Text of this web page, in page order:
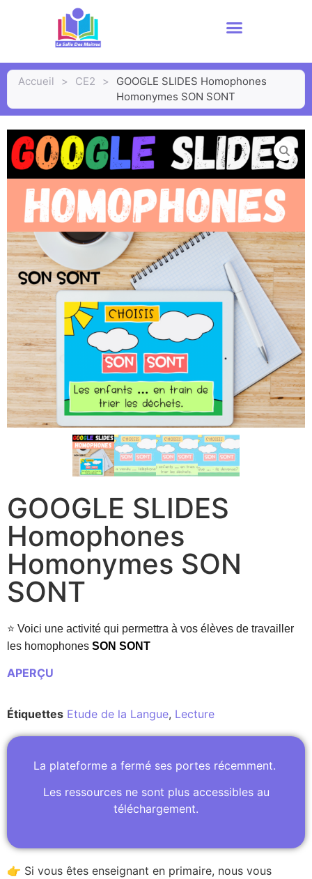
Accueil > CE2 >
GOOGLE SLIDES Homophones
Homonymes SON SONT
GOOGLE SLIDES
Homophones
Homonymes SON
SONT
⭐ Voici une activité qui permettra à vos élèves de travailler
les homophones SON SONT
APERÇU
Étiquettes Etude de la Langue, Lecture
La plateforme a fermé ses portes récemment.
Les ressources ne sont plus accessibles au
téléchargement.
👉 Si vous êtes enseignant en primaire, nous vous